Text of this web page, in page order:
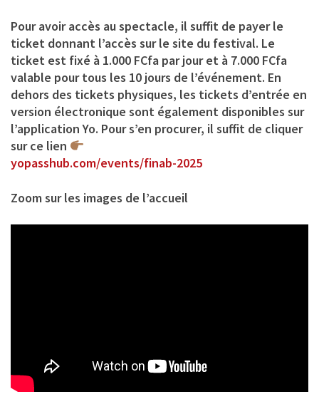
Pour avoir accès au spectacle, il suffit de payer le
ticket donnant l’accès sur le site du festival. Le
ticket est fixé à 1.000 FCfa par jour et à 7.000 FCfa
valable pour tous les 10 jours de l’événement. En
dehors des tickets physiques, les tickets d’entrée en
version électronique sont également disponibles sur
l’application Yo. Pour s’en procurer, il suffit de cliquer
sur ce lien
yopasshub.com/events/finab-2025
Zoom sur les images de l’accueil